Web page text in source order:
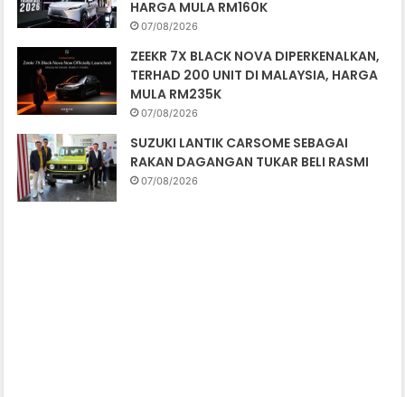
HARGA MULA RM160K
07/08/2026
ZEEKR 7X BLACK NOVA DIPERKENALKAN,
TERHAD 200 UNIT DI MALAYSIA, HARGA
MULA RM235K
07/08/2026
SUZUKI LANTIK CARSOME SEBAGAI
RAKAN DAGANGAN TUKAR BELI RASMI
07/08/2026